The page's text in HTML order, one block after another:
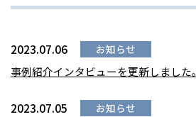
2023.07.06 お知らせ
事例紹介インタビューを更新しました。
2023.07.05 お知らせ